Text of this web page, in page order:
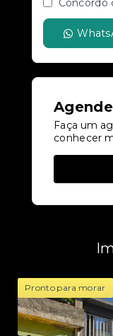
Concordo
Faça um
conhecer
Pronto para morar